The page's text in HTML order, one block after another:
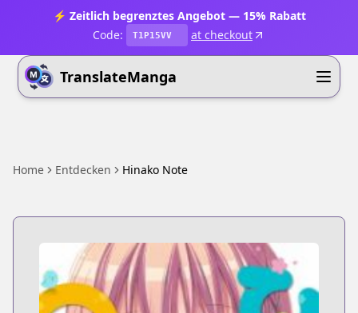
⚡ Zeitlich begrenztes Angebot — 15% Rabatt
Code:
T1P15VV at checkout
TranslateManga
Home Entdecken Hinako Note